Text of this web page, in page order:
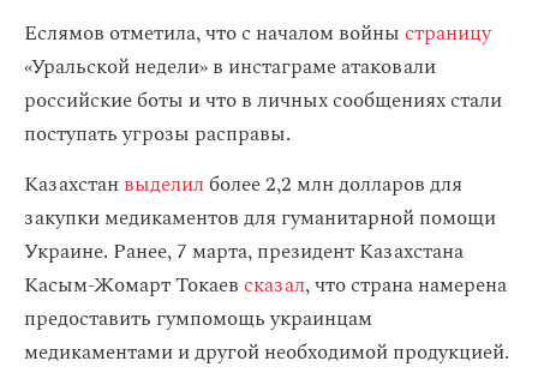
Еслямов отметила, что с началом войныстраницу
«Уральской недели» в инстаграме атаковали
российские боты и что в личных сообщениях стали
поступать угрозы расправы.
Казахстан выделилболее 2,2 млн долларов для
закупки медикаментов для гуманитарной помощи
Украине. Ранее, 7 марта, президент Казахстана
Касым-Жомарт Токаевсказал, что страна намерена
предоставить гумпомощь украинцам
медикаментами и другой необходимой продукцией.